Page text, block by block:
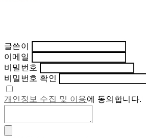
글쓴이
이메일
비밀번호
비밀번호 확인
개인정보 수집 및 이용에 동의합니다.